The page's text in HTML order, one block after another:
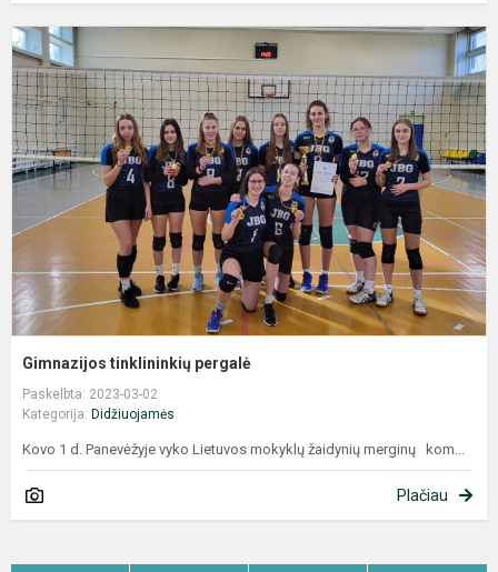
Gimnazijos tinklininkių pergalė
Paskelbta: 2023-03-02
Kategorija: Didžiuojamės
Kovo 1 d. Panevėžyje vyko Lietuvos mokyklų žaidynių merginų kom...
Plačiau